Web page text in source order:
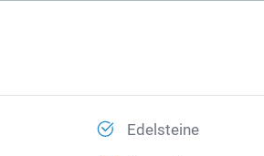
Edelsteine